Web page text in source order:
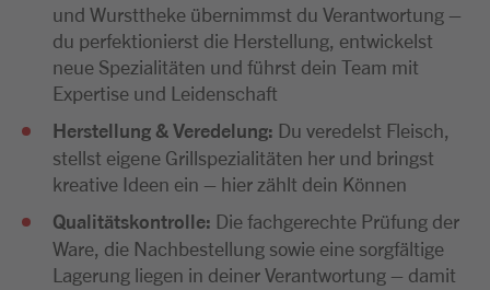
und Wursttheke übernimmst du Verantwortung –
du perfektionierst die Herstellung, entwickelst
neue Spezialitäten und führst dein Team mit
Expertise und Leidenschaft
Herstellung & Veredelung: Du veredelst Fleisch,
stellst eigene Grillspezialitäten her und bringst
kreative Ideen ein – hier zählt dein Können
Qualitätskontrolle: Die fachgerechte Prüfung der
Ware, die Nachbestellung sowie eine sorgfältige
Lagerung liegen in deiner Verantwortung – damit